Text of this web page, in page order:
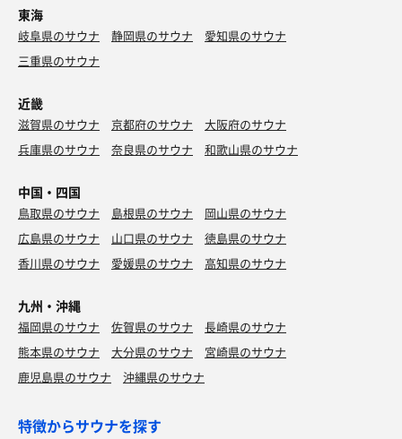
東海
岐阜県のサウナ 静岡県のサウナ
愛知県のサウナ
三重県のサウナ
近畿
滋賀県のサウナ 京都府のサウナ
大阪府のサウナ
兵庫県のサウナ
奈良県のサウナ 和歌山県のサウナ
中国・四国
鳥取県のサウナ 島根県のサウナ
岡山県のサウナ
広島県のサウナ
山口県のサウナ
徳島県のサウナ
香川県のサウナ
愛媛県のサウナ 高知県のサウナ
九州・沖縄
福岡県のサウナ 佐賀県のサウナ
長崎県のサウナ
熊本県のサウナ
大分県のサウナ
宮崎県のサウナ
鹿児島県のサウナ
沖縄県のサウナ
特徴からサウナを探す